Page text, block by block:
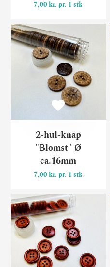
7,00 kr. pr. 1 stk
2-hul-knap
"Blomst" Ø
ca.16mm
7,00 kr. pr. 1 stk